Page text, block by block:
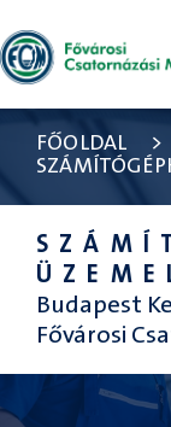
FŐOLDAL >
Budapest
Fővárosi